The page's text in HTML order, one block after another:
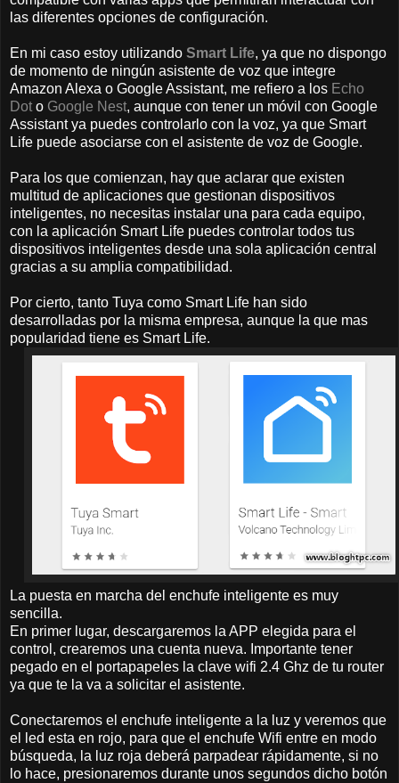
las diferentes opciones de configuración.
En mi caso estoy utilizando Smart Life, ya que no dispongo
de momento de ningún asistente de voz que integre
Amazon Alexa o Google Assistant, me refiero a los Echo
Dot o Google Nest, aunque con tener un móvil con Google
Assistant ya puedes controlarlo con la voz, ya que Smart
Life puede asociarse con el asistente de voz de Google.
Para los que comienzan, hay que aclarar que existen
multitud de aplicaciones que gestionan dispositivos
inteligentes, no necesitas instalar una para cada equipo,
con la aplicación Smart Life puedes controlar todos tus
dispositivos inteligentes desde una sola aplicación central
gracias a su amplia compatibilidad.
Por cierto, tanto Tuya como Smart Life han sido
desarrolladas por la misma empresa, aunque la que mas
popularidad tiene es Smart Life.
La puesta en marcha del enchufe inteligente es muy
sencilla.
En primer lugar, descargaremos la APP elegida para el
control, crearemos una cuenta nueva. Importante tener
pegado en el portapapeles la clave wifi 2.4 Ghz de tu router
ya que te la va a solicitar el asistente.
Conectaremos el enchufe inteligente a la luz y veremos que
el led esta en rojo, para que el enchufe Wifi entre en modo
búsqueda, la luz roja deberá parpadear rápidamente, si no
lo hace, presionaremos durante unos segundos dicho botón